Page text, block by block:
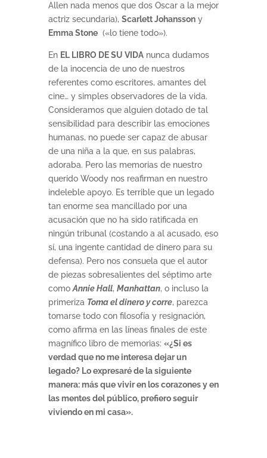
Allen nada menos que dos Oscar a la mejor
actriz secundaria), Scarlett Johanssony
Emma Stone(«lo tiene todo»).
En EL LIBRO DE SU VIDAnunca dudamos
de la inocencia de uno de nuestros
referentes como escritores, amantes del
cine… y simples observadores de la vida.
Consideramos que alguien dotado de tal
sensibilidad para describir las emociones
humanas, no puede ser capaz de abusar
de una niña a la que, en sus palabras,
adoraba. Pero las memorias de nuestro
querido Woody nos reafirman en nuestro
indeleble apoyo. Es terrible que un legado
tan enorme sea mancillado por una
acusación que no ha sido ratificada en
ningún tribunal (costando a al acusado, eso
sí, una ingente cantidad de dinero para su
defensa). Pero nos consuela que el autor
de piezas sobresalientes del séptimo arte
comoAnnie Hall, Manhattan, o incluso la
primeriza Toma el dinero y corre, parezca
tomarse todo con filosofía y resignación,
como afirma en las líneas finales de este
magnífico libro de memorias: «¿Si es
verdad que no me interesa dejar un
legado? Lo expresaré de la siguiente
manera: más que vivir en los corazones y en
las mentes del público, prefiero seguir
viviendo en mi casa».